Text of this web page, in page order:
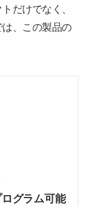
だけでなく、
、この製品の
グラム可能